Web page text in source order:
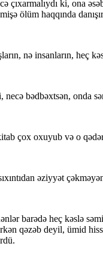
ki, ona
ölüm haqqında
nə insanların, heç
bədbəxtsən, onda
çox oxuyub və o
əziyyət
barədə heç kəslə
qəzəb deyil, ümid